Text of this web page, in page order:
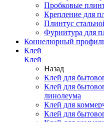
Пробковые
Крепление для
Плинтус
Фурнитура для
Коннелюрный
Клей
Клей
Назад
Клей для
Клей для
линолеума
Клей для
Клей для